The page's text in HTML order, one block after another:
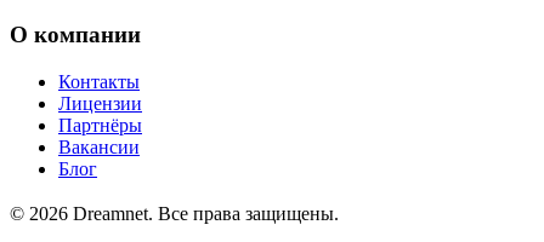
О компании
Контакты
Лицензии
Партнёры
Вакансии
Блог
© 2026 Dreamnet. Все права защищены.